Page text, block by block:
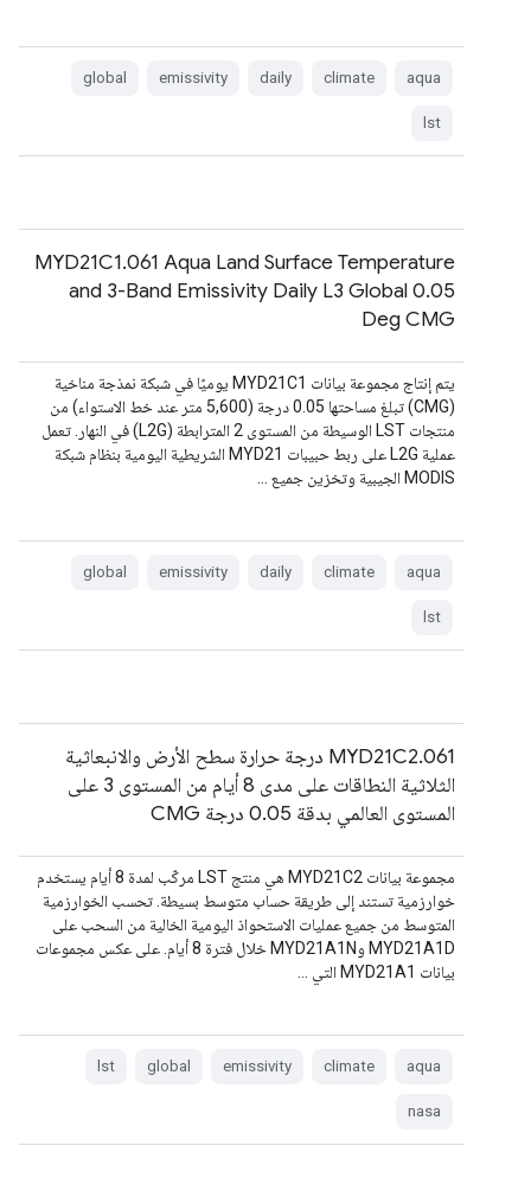
aqua
climate
daily
emissivity
global
lst
MYD21C1.061 Aqua Land Surface Temperature
and 3-Band Emissivity Daily L3 Global 0.05
Deg CMG
يتم إنتاج مجموعة بيانات MYD21C1 يوميًا في شبكة نمذجة مناخية
(CMG) تبلغ مساحتها 0.05 درجة (5,600 متر عند خط الاستواء) من
منتجات LST الوسيطة من المستوى 2 المترابطة (L2G) في النهار. تعمل
عملية L2G على ربط حبيبات MYD21 الشريطية اليومية بنظام شبكة
MODIS الجيبية وتخزين جميع …
aqua
climate
daily
emissivity
global
lst
MYD21C2.061 درجة حرارة سطح الأرض والانبعاثية
الثلاثية النطاقات على مدى 8 أيام من المستوى 3 على
المستوى العالمي بدقة 0.05 درجة CMG
مجموعة بيانات MYD21C2 هي منتج LST مركّب لمدة 8 أيام يستخدم
خوارزمية تستند إلى طريقة حساب متوسط بسيطة. تحسب الخوارزمية
المتوسط من جميع عمليات الاستحواذ اليومية الخالية من السحب على
MYD21A1D وMYD21A1N خلال فترة 8 أيام. على عكس مجموعات
بيانات MYD21A1 التي …
aqua
climate
emissivity
global
lst
nasa